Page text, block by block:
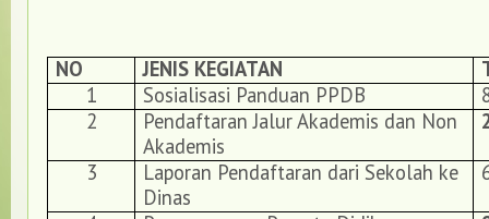
NO JENIS KEGIATAN
1
Sosialisasi Panduan PPDB
2
Pendaftaran Jalur Akademis dan Non
Akademis
3
Laporan Pendaftaran dari Sekolah ke
Dinas